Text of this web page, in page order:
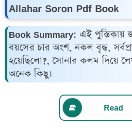
Allahar Soron Pdf Book
Book Summary: এই পুস্তিকায়
বয়সের চার অংশ, নকল বৃদ্ধ,
হয়েছিলো?, সোনার কলম দিয়ে
অনেক কিছু।
Read